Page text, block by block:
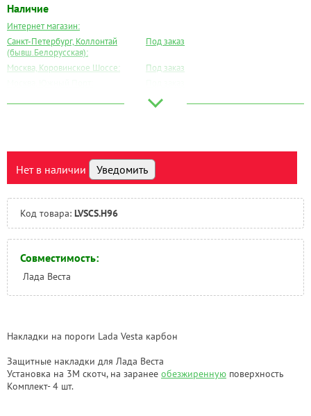
Наличие
Интернет магазин:
Санкт-Петербург, Коллонтай
(бывш.Белорусская):
Под заказ
Москва, Коровинское Шоссе:
Под заказ
Под заказ
Под заказ
Тюмень:
Под заказ
Нет в наличии Уведомить
Код товара: LVSCS.H96
Совместимость:
Лада Веста
Накладки на пороги Lada Vesta карбон
Защитные накладки для Лада Веста
Установка на 3М скотч, на заранее обезжиренную поверхность
Комплект- 4 шт.